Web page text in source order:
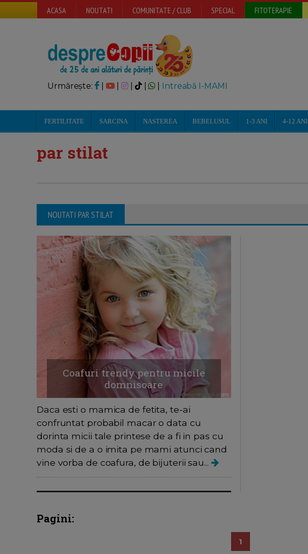
ACASA NOUTATI COMUNITATE / CLUB SPECIAL FITOTERAPIE
Urmărește: | | Intreabă I-MAMI
FERTILITATE SARCINA NASTEREA BEBELUSUL 1-3 ANI 4-12 ANI
par stilat
NOUTATI PAR STILAT
Coafuri trendy pentru micile
domnisoare
Daca esti o mamica de fetita, te-ai
confruntat probabil macar o data cu
dorinta micii tale printese de a fi in pas cu
moda si de a o imita pe mami atunci cand
vine vorba de coafura, de bijuterii sau...
Pagini:
1